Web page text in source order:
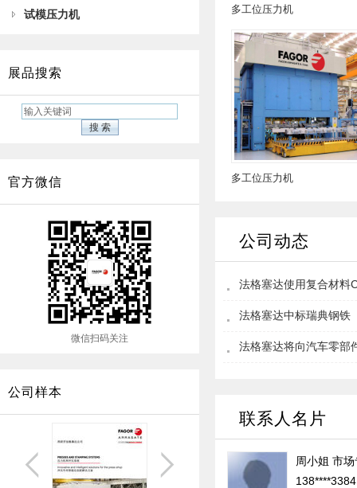
试模压力机
展品搜索
官方微信
微信扫码关注
公司样本
多工位压力机
多工位压力机
公司动态
法格塞达使用复合材料
法格塞达中标瑞典钢铁
法格塞达将向汽车零部
联系人名片
周小姐 市场